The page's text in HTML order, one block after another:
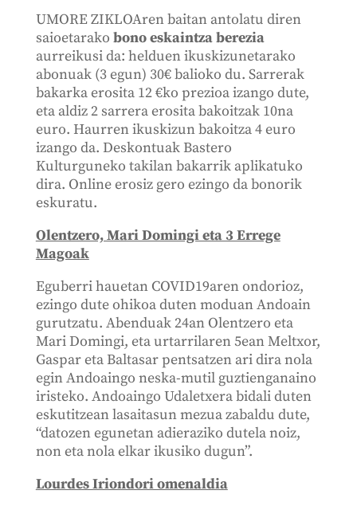
UMORE ZIKLOAren baitan antolatu diren
saioetarako bono eskaintza berezia
aurreikusi da: helduen ikuskizunetarako
abonuak (3 egun) 30€ balioko du. Sarrerak
bakarka erosita 12 €ko prezioa izango dute,
eta aldiz 2 sarrera erosita bakoitzak 10na
euro. Haurren ikuskizun bakoitza 4 euro
izango da. Deskontuak Bastero
Kulturguneko takilan bakarrik aplikatuko
dira. Online erosiz gero ezingo da bonorik
eskuratu.
Olentzero, Mari Domingi eta 3 Errege
Magoak
Eguberri hauetan COVID19aren ondorioz,
ezingo dute ohikoa duten moduan Andoain
gurutzatu. Abenduak 24an Olentzero eta
Mari Domingi, eta urtarrilaren 5ean Meltxor,
Gaspar eta Baltasar pentsatzen ari dira nola
egin Andoaingo neska-mutil guztienganaino
iristeko. Andoaingo Udaletxera bidali duten
eskutitzean lasaitasun mezua zabaldu dute,
“datozen egunetan adieraziko dutela noiz,
non eta nola elkar ikusiko dugun”.
Lourdes Iriondori omenaldia